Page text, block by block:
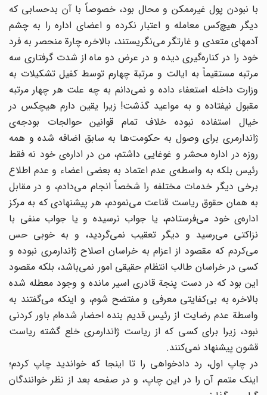
با نبودن پول غیرممکن و محال بود، خصوصاً با آن بدحسابی که
دیگر هیچ‌کس معامله و اعتبار نکرده و اعضای اداره را به چشم
آدمهای متعدی و غارتگر می‌نگریستند، بالاخره چارة منحصر به فرد
خود را در کناره‌گیری دیده و در عرض دو ماه از شدت گرفتاری سه
مرتبه مستقیماً به ایالت و مرتبة چهارم توسط کفیل تشکیلات به
وزارت داخله استعفاء داده و نمی‌دانم به چه علت هر چهار مرتبه
مقبول نیفتاده و به مواعید گذشت! زیرا یقین دارم هیچکس در
خیال استفاده نبوده خلاف تمام قوانین حوالجات بودجه‌ی
ژاندارمری برای وصول به حکومت‌ها به سابق اضافه شده و همه
روزه در اداره محشر و غوغایی داشتم، من در اداره‌ی خود نه فقط
رئیس بلکه به واسطه‌ی عدم اعتماد به بعضی اعضاء و عدم اطلاع
برخی دیگر خدمات مختلفه را شخصاً انجام می‌دادم، و در مقابل
به همان حقوق ریاست قناعت می‌نمودم، هر پیشنهادی که به مرکز
اداره‌ی خود می‌فرستادم، یا جواب نرسیده و یا جواب منفی با
نزاکتی می‌رسید و دیگر تعقیب نمی‌گردید، و به خوبی حس
می‌کردم که مقصود از اعزام به خراسان اصلاح ژاندارمری نبوده و
کسی در خراسان طالب انتظام حقیقی امور نمی‌باشد، بلکه مقصود
این بود که در دست پنجة قادری اسیر مانده و وجود معطله شده
بالاخره به بی‌کفایتی معرفی و مفتضح شوم، و اینکه می‌گفتند به
واسطة عدم رضایت از رئیس قدیم بنده احضار شده‌ام باور کردنی
نبود، زیرا برای کسی که از ریاست ژاندارمری خلع گشته ریاست
قشون پیشنهاد نمی‌کنند.
در چاپ اول، رد دادخواهی را تا اینجا که خواندید چاپ کردم؛
اینک متمم آن را در این چاپ، و در صفحه بعد از نظر خوانندگان